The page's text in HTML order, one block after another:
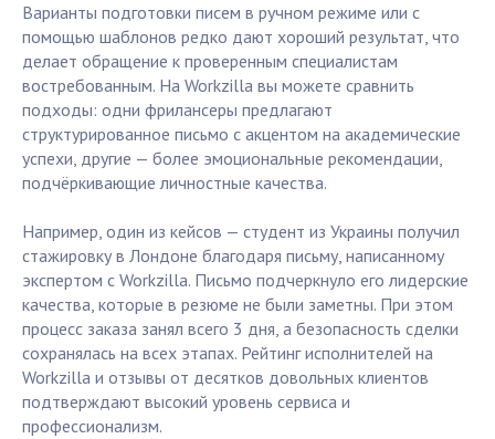
Варианты подготовки писем в ручном режиме или с
помощью шаблонов редко дают хороший результат, что
делает обращение к проверенным специалистам
востребованным. На Workzilla вы можете сравнить
подходы: одни фрилансеры предлагают
структурированное письмо с акцентом на академические
успехи, другие — более эмоциональные рекомендации,
подчёркивающие личностные качества.
Например, один из кейсов — студент из Украины получил
стажировку в Лондоне благодаря письму, написанному
экспертом с Workzilla. Письмо подчеркнуло его лидерские
качества, которые в резюме не были заметны. При этом
процесс заказа занял всего 3 дня, а безопасность сделки
сохранялась на всех этапах. Рейтинг исполнителей на
Workzilla и отзывы от десятков довольных клиентов
подтверждают высокий уровень сервиса и
профессионализм.